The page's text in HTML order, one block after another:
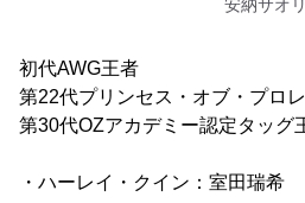
安納サオリ
初代AWG王者
第22代プリンセス・オブ・プロ
第30代OZアカデミー認定タッグ
・ハーレイ・クイン：室田瑞希